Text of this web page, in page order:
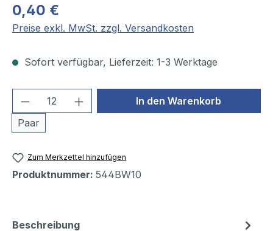
0,40 €
Preise exkl. MwSt. zzgl. Versandkosten
Sofort verfügbar, Lieferzeit: 1-3 Werktage
Produkt Anzahl: Gib den
Paar
In den Warenkorb
Zum Merkzettel hinzufügen
Produktnummer: 544BW10
Beschreibung